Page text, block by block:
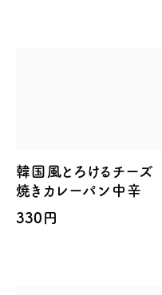
韓国風とろけるチーズ
焼きカレーパン中辛
330円